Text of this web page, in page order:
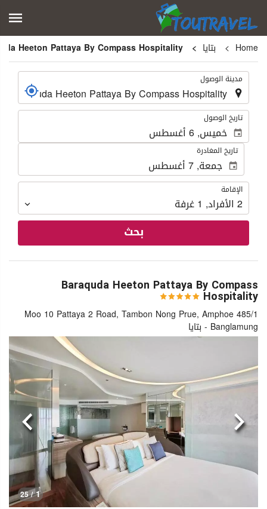
Home بتايا
. مدينة الوصول
. تاريخ الوصول
تاريخ المغادرة
الإقامة
الإقامة
2 الأفراد,
1غرفة
بحث
Baraquda Heeton Pattaya By Compass
Hospitality
485/1 Moo 10 Pattaya 2 Road, Tambon Nong Prue, Amphoe
Banglamung - بتايا
1
/ 25
السابق